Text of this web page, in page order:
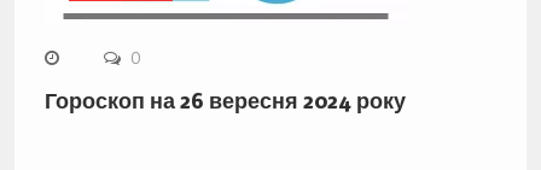
0
Гороскоп на 26 вересня 2024 року